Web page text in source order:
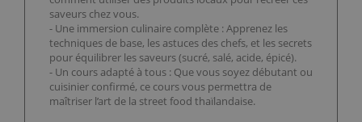
saveurs chez vous.
- Une immersion culinaire complète : Apprenez les
techniques de base, les astuces des chefs, et les secrets
pour équilibrer les saveurs (sucré, salé, acide, épicé).
- Un cours adapté à tous : Que vous soyez débutant ou
cuisinier confirmé, ce cours vous permettra de
maîtriser l’art de la street food thaïlandaise.